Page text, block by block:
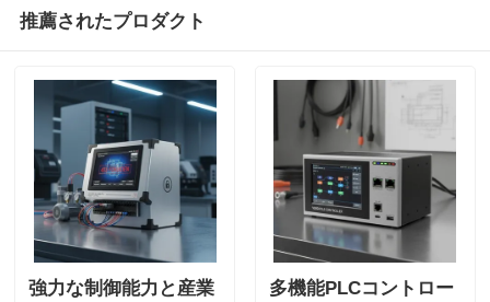
推薦されたプロダクト
強力な制御能力と産業
多機能PLCコントロー